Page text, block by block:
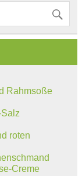
Rahmsoße
roten
Creme